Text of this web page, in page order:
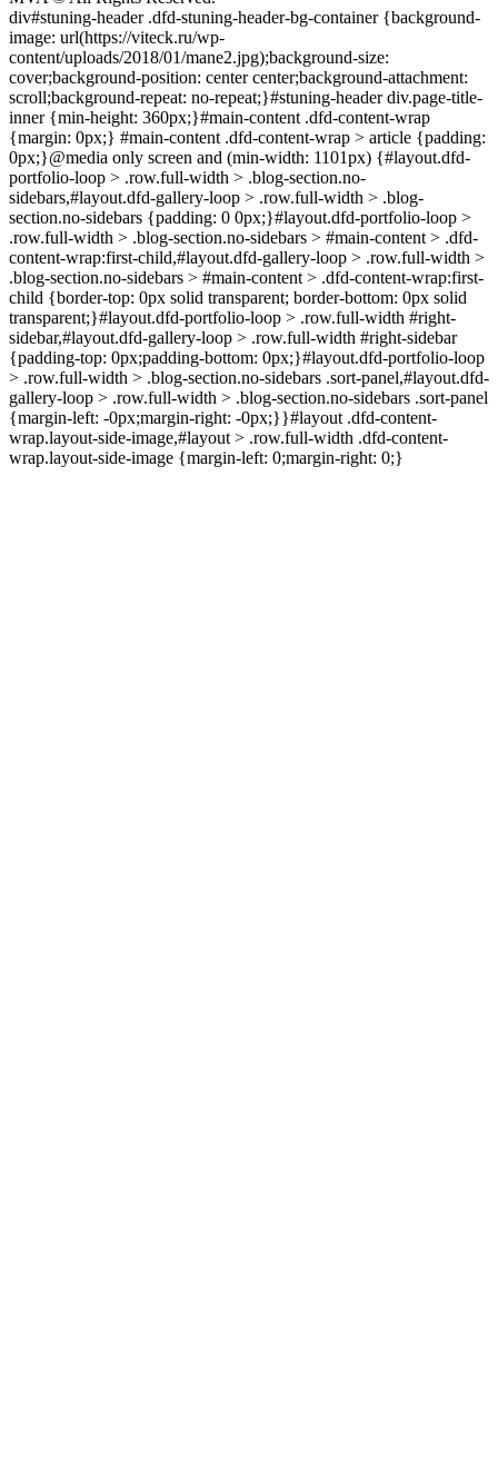
div#stuning-header .dfd-stuning-header-bg-container {background-
image: url(https://viteck.ru/wp-
content/uploads/2018/01/mane2.jpg);background-size:
cover;background-position: center center;background-attachment:
scroll;background-repeat: no-repeat;}#stuning-header div.page-title-
inner {min-height: 360px;}#main-content .dfd-content-wrap
{margin: 0px;} #main-content .dfd-content-wrap > article {padding:
0px;}@media only screen and (min-width: 1101px) {#layout.dfd-
portfolio-loop > .row.full-width > .blog-section.no-
sidebars,#layout.dfd-gallery-loop > .row.full-width > .blog-
section.no-sidebars {padding: 0 0px;}#layout.dfd-portfolio-loop >
.row.full-width > .blog-section.no-sidebars > #main-content > .dfd-
content-wrap:first-child,#layout.dfd-gallery-loop > .row.full-width >
.blog-section.no-sidebars > #main-content > .dfd-content-wrap:first-
child {border-top: 0px solid transparent; border-bottom: 0px solid
transparent;}#layout.dfd-portfolio-loop > .row.full-width #right-
sidebar,#layout.dfd-gallery-loop > .row.full-width #right-sidebar
{padding-top: 0px;padding-bottom: 0px;}#layout.dfd-portfolio-loop
> .row.full-width > .blog-section.no-sidebars .sort-panel,#layout.dfd-
gallery-loop > .row.full-width > .blog-section.no-sidebars .sort-panel
{margin-left: -0px;margin-right: -0px;}}#layout .dfd-content-
wrap.layout-side-image,#layout > .row.full-width .dfd-content-
wrap.layout-side-image {margin-left: 0;margin-right: 0;}